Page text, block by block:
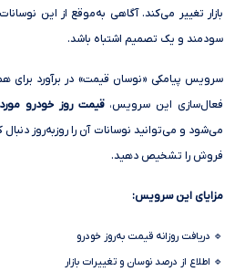
بازار تغییر می‌کند. آگاهی به‌موقع از این
سودمند و یک تصمیم اشتباه باشد.
سرویس پیامکی «نوسان قیمت» در برآورد
فعال‌سازی این سرویس،قیمت روز خودرو
می‌شود و می‌توانید نوسانات آن را روزبه‌روز دنبال
فروش را تشخیص دهید.
مزایای این سرویس:
🔹 دریافت روزانه قیمت به‌روز خودرو
🔹 اطلاع از درصد نوسان و تغییرات بازار